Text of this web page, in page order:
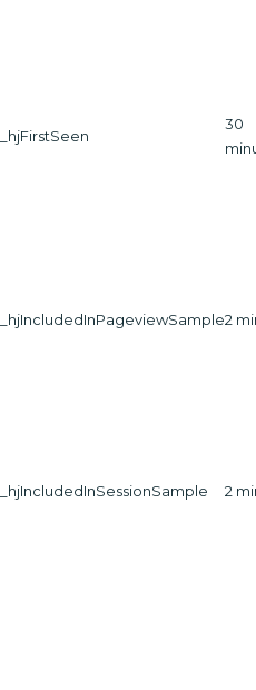
_hjFirstSeen
30
_hjIncludedInPageviewSample2
_hjIncludedInSessionSample 2